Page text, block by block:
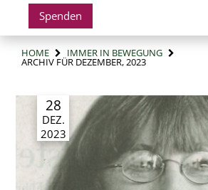
HOME IMMER IN BEWEGUNG
ARCHIV FÜR DEZEMBER, 2023
28
DEZ.
2023
Spenden